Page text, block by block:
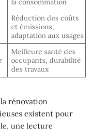
la consommation
Réduction des coûts
et émissions,
adaptation aux usages
Meilleure santé des
occupants, durabilité
des travaux
rénovation
existent pour
une lecture